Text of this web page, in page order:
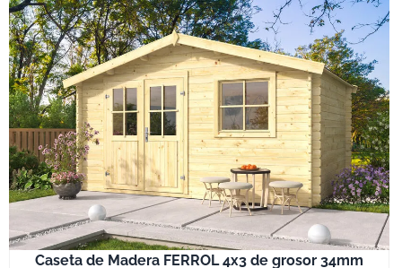
Caseta de Madera FERROL 4x3 de grosor 34mm